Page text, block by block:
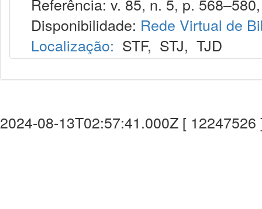
Disponibilidade: Rede Virtual de
Localização: STF, STJ, TJD
2024-08-13T02:57:41.000Z [ 12247526